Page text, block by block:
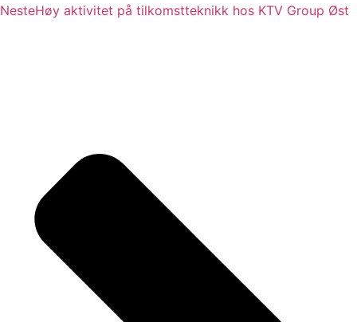
NesteHøy aktivitet på tilkomstteknikk hos KTV Group Øst